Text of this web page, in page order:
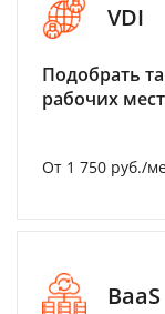
VDI
Подобрать
рабочих мест
От 1 750 руб./
BaaS